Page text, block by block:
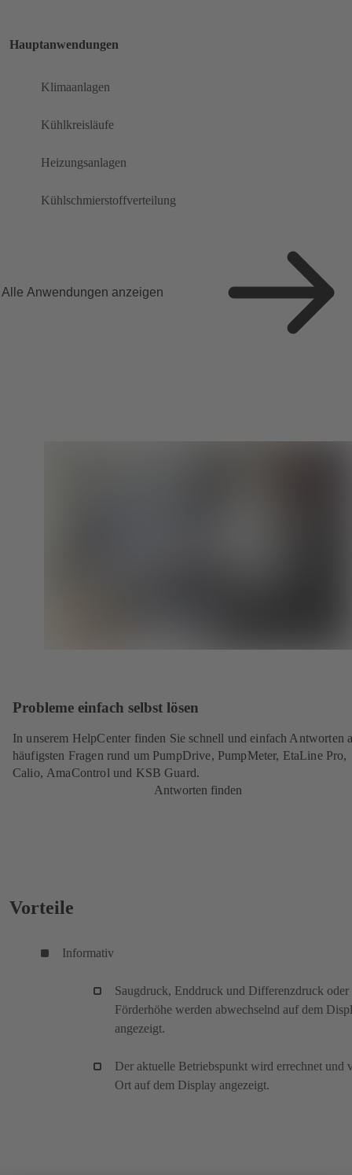
Hauptanwendungen
Klimaanlagen
Kühlkreisläufe
Heizungsanlagen
Kühlschmierstoffverteilung
Alle Anwendungen anzeigen
Probleme einfach selbst lösen
In unserem HelpCenter finden Sie schnell und einfach Antworten
häufigsten Fragen rund um PumpDrive, PumpMeter, EtaLine Pro,
Calio, AmaControl und KSB Guard.
Antworten finden
Vorteile
Informativ
Saugdruck, Enddruck und Differenzdruck oder
Förderhöhe werden abwechselnd auf dem
angezeigt.
Der aktuelle Betriebspunkt wird errechnet und
Ort auf dem Display angezeigt.